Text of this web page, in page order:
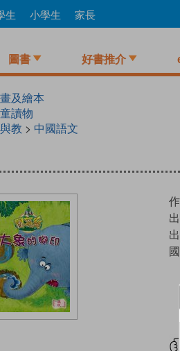
生 小學生 家長
圖書 好書推介
及繪本
讀物
教 > 中國語文